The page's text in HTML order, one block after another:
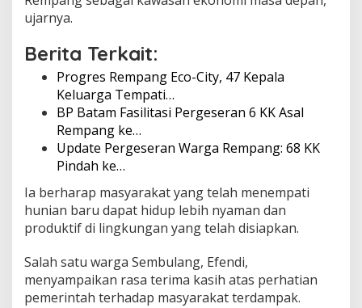
T
j
n
g
B
a
n
o
n
ujarnya.
Berita Terkait:
Progres Rempang Eco-City, 47 Kepala
Keluarga Tempati…
BP Batam Fasilitasi Pergeseran 6 KK Asal
Rempang ke…
Update Pergeseran Warga Rempang: 68 KK
Pindah ke…
Ia berharap masyarakat yang telah menempati
hunian baru dapat hidup lebih nyaman dan
produktif di lingkungan yang telah disiapkan.
Salah satu warga Sembulang, Efendi,
menyampaikan rasa terima kasih atas perhatian
pemerintah terhadap masyarakat terdampak.